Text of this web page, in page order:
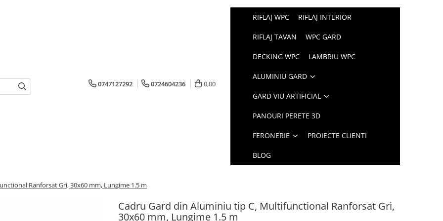
0747127292 0724604236 0,00
RIFLAJ WPC RIFLAJ INTERIOR
RIFLAJ TAVAN WPC GARD
DECKING WPC LAMBRIU WPC
ALUMINIU GARD
GARD VIU ARTIFICIAL
PANOURI PERETE 3D
FERONERIE PROIECTE CLIENTI
BLOG
Ranforsat Gri, 30x60 mm, Lungime 1.5 m
Cadru Gard din Aluminiu tip C, Multifunctional Ranforsat Gri,
30x60 mm, Lungime 1.5 m